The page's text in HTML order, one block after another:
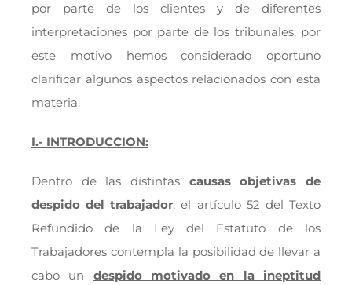
por parte de los clientes y de diferentes
interpretaciones por parte de los tribunales, por
este motivo hemos considerado oportuno
clarificar algunos aspectos relacionados con esta
materia.
I.- INTRODUCCION:
Dentro de las distintas causas objetivas de
despido del trabajador, el artículo 52 del Texto
Refundido de la Ley del Estatuto de los
Trabajadores contempla la posibilidad de llevar a
cabo un despido motivado en la ineptitud